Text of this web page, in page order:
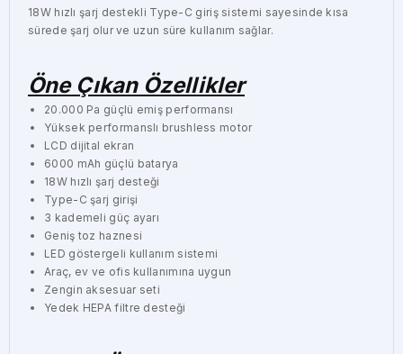
18W hızlı şarj destekli Type-C giriş sistemi sayesinde kısa
sürede şarj olur ve uzun süre kullanım sağlar.
Öne Çıkan Özellikler
20.000 Pa güçlü emiş performansı
Yüksek performanslı brushless motor
LCD dijital ekran
6000 mAh güçlü batarya
18W hızlı şarj desteği
Type-C şarj girişi
3 kademeli güç ayarı
Geniş toz haznesi
LED göstergeli kullanım sistemi
Araç, ev ve ofis kullanımına uygun
Zengin aksesuar seti
Yedek HEPA filtre desteği